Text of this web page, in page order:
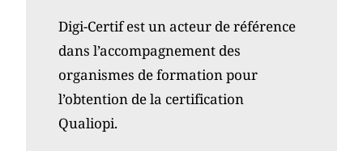
Digi-Certif est un acteur de référence
dans l’accompagnement des
organismes de formation pour
l’obtention de la certification
Qualiopi.